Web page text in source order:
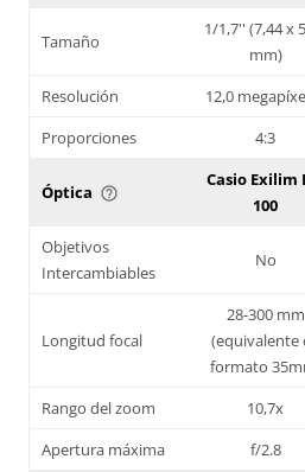
Tamaño
1/1,7'' (7,44 x
mm)
Resolución
12,0
Proporciones
4:3
Óptica help_outline
Casio Exilim
100
Objetivos
Intercambiables
No
Longitud focal
28-300 mm
(equivalente
formato
Rango del zoom
10,7x
Apertura máxima
f/2.8